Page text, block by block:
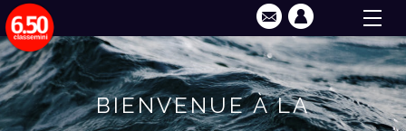
BIENVENUE À LA